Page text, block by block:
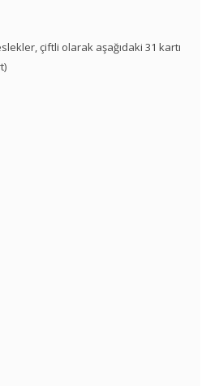
çiftli olarak aşağıdaki 31 kartı